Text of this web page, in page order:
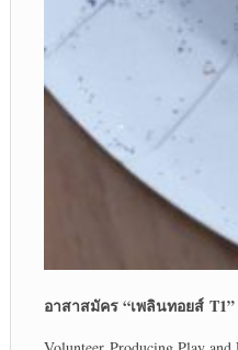
อาสาสมัคร “เพลินทอยส์ T1”